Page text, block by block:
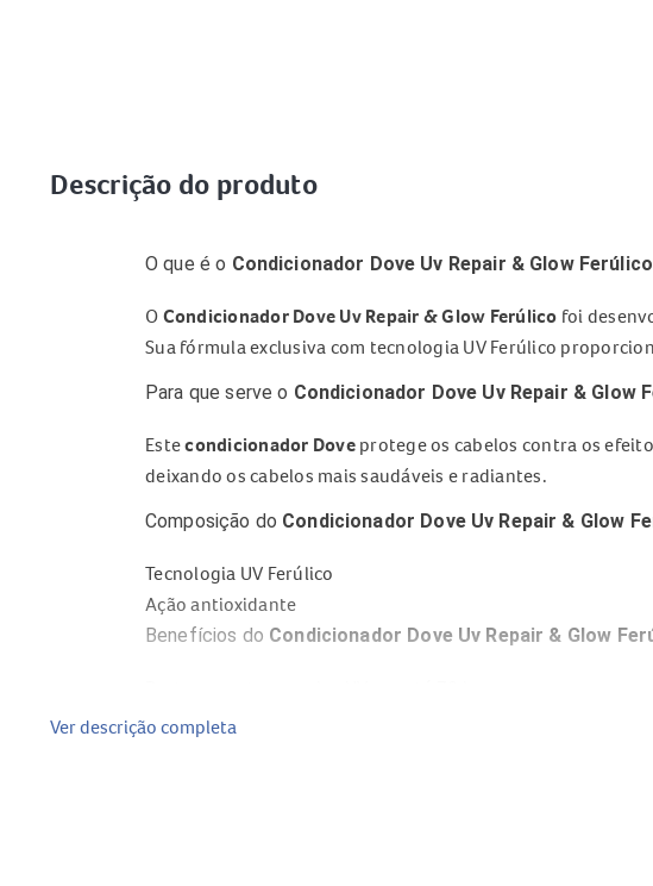
Descrição do produto
O que é o Condicionador Dove Uv Repair & Glow Ferúlico
O Condicionador Dove Uv Repair & Glow Ferúlico foi
Sua fórmula exclusiva com tecnologia UV Ferúlico
Para que serve o Condicionador Dove Uv Repair & Glow
Estecondicionador Doveprotege os cabelos contra os
deixando os cabelos mais saudáveis e radiantes.
Composição do Condicionador Dove Uv Repair & Glow
Tecnologia UV Ferúlico
Ação antioxidante
Benefícios do Condicionador Dove Uv Repair & Glow
Reverte danos solares nos cabelos.
Ver descrição completa